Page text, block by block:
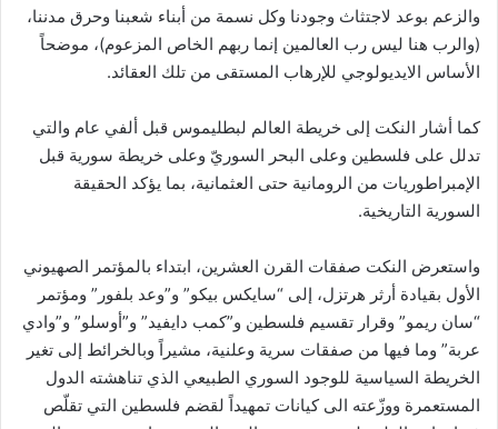
والزعم بوعد لاجتثاث وجودنا وكل نسمة من أبناء شعبنا وحرق مدننا،
(والرب هنا ليس رب العالمين إنما ربهم الخاص المزعوم)، موضحاً
الأساس الايديولوجي للإرهاب المستقى من تلك العقائد.
كما أشار النكت إلى خريطة العالم لبطليموس قبل ألفي عام والتي
تدلل على فلسطين وعلى البحر السوريّ وعلى خريطة سورية قبل
الإمبراطوريات من الرومانية حتى العثمانية، بما يؤكد الحقيقة
السورية التاريخية.
واستعرض النكت صفقات القرن العشرين، ابتداء بالمؤتمر الصهيوني
الأول بقيادة أرثر هرتزل، إلى “سايكس بيكو” و”وعد بلفور” ومؤتمر
“سان ريمو” وقرار تقسيم فلسطين و”كمب دايفيد” و”أوسلو” و”وادي
عربة” وما فيها من صفقات سرية وعلنية، مشيراً وبالخرائط إلى تغير
الخريطة السياسية للوجود السوري الطبيعي الذي تناهشته الدول
المستعمرة ووزّعته الى كيانات تمهيداً لقضم فلسطين التي تقلّص